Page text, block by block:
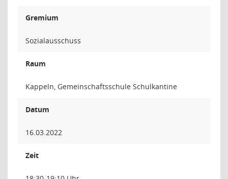
Gremium
Sozialausschuss
Raum
Kappeln, Gemeinschaftsschule Schulkantine
Datum
16.03.2022
Zeit